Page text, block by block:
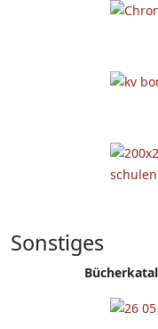
Sonstiges